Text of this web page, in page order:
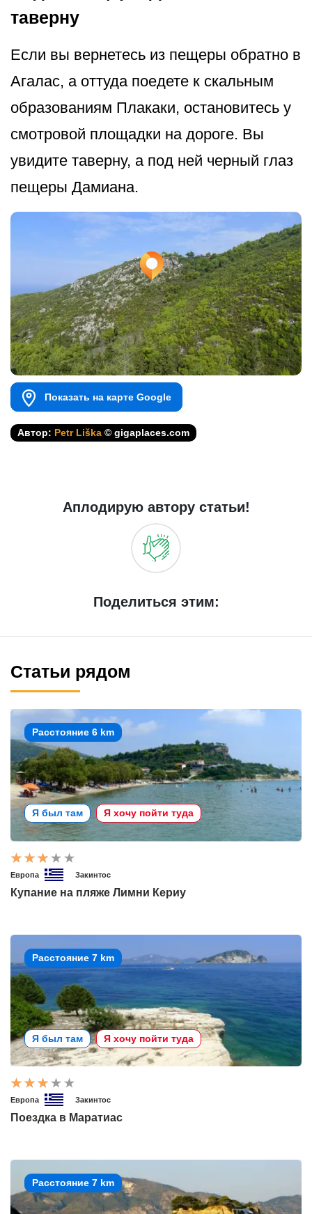
таверну
Если вы вернетесь из пещеры обратно в
Агалас, а оттуда поедете к скальным
образованиям Плакаки, остановитесь у
смотровой площадки на дороге. Вы
увидите таверну, а под ней черный глаз
пещеры Дамиана.
Показать на карте Google
Автор: Petr Liška © gigaplaces.com
Аплодирую автору статьи!
Поделиться этим:
Статьи рядом
Расстояние 6 km
Я был там Я хочу пойти туда
Европа Закинтос
Купание на пляже Лимни Кериу
Расстояние 7 km
Я был там Я хочу пойти туда
Европа Закинтос
Поездка в Маратиас
Расстояние 7 km